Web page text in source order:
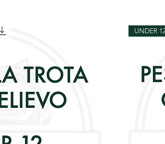
UNDER